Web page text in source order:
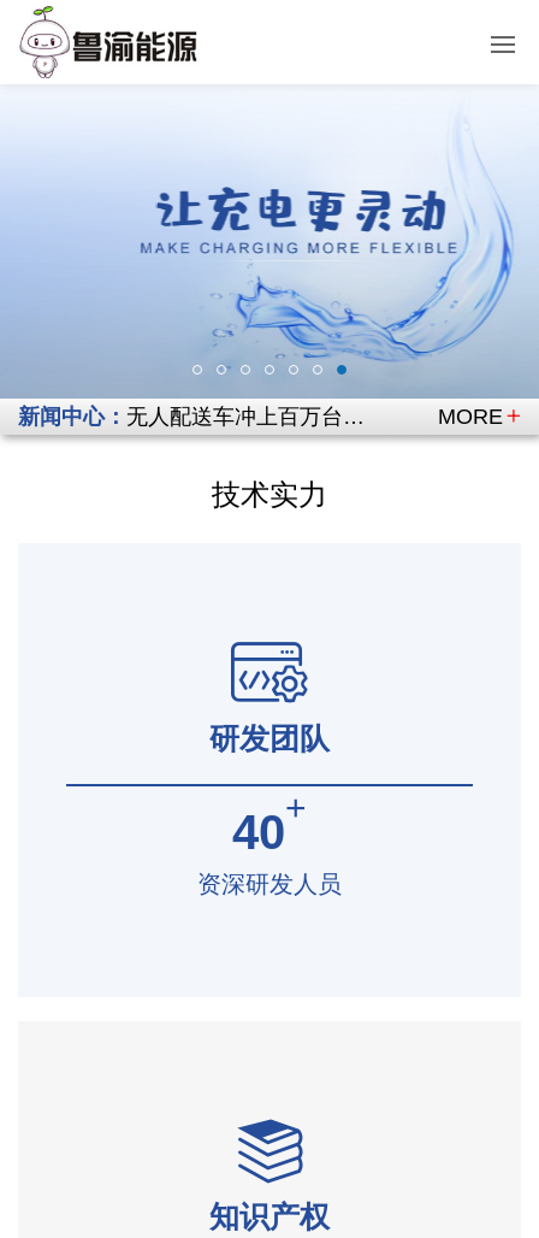
新闻中心：
无人配送车冲上百万台量级，充电这道“无人化”的最后一关谁来守？
MORE
技术实力
研发团队
40+
资深研发人员
知识产权